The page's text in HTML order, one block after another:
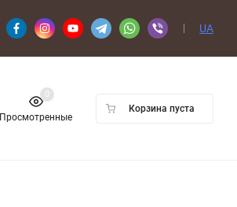
UA
Просмотренные
0
Корзина пуста